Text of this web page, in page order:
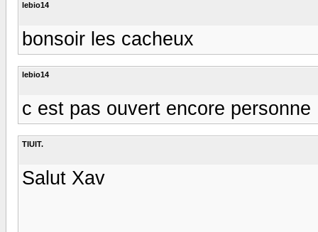
lebio14
bonsoir les cacheux
lebio14
c est pas ouvert encore personne
TIUIT.
Salut Xav